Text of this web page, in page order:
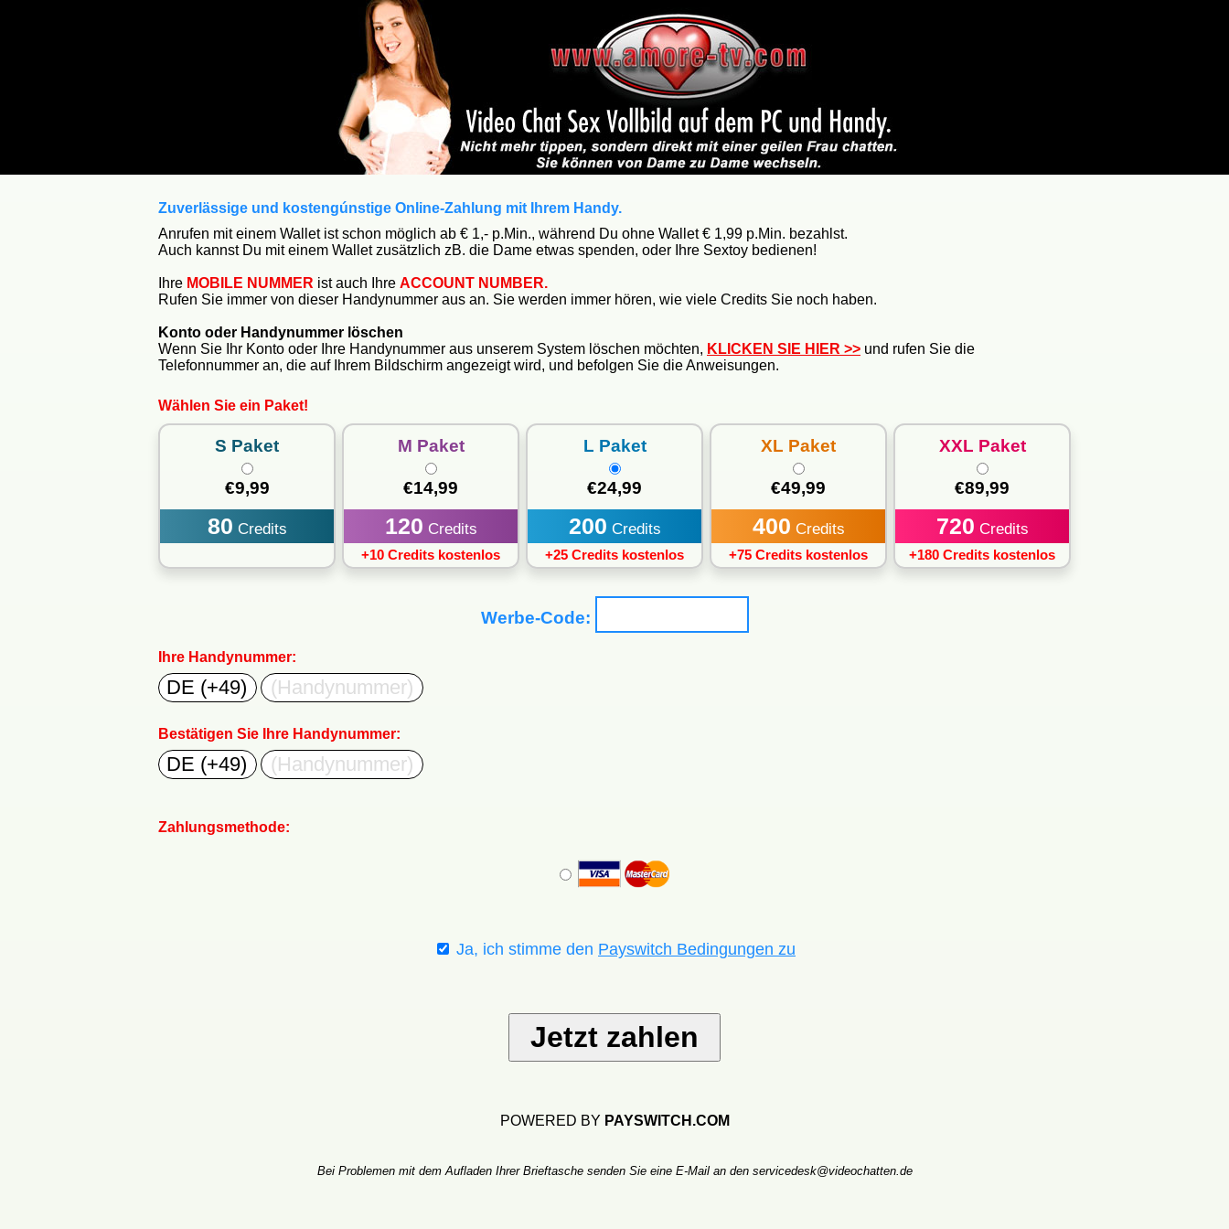
Zuverlässige und kostengúnstige Online-Zahlung mit Ihrem Handy.
Anrufen mit einem Wallet ist schon möglich ab € 1,- p.Min., während Du ohne Wallet € 1,99 p.Min. bezahlst.
Auch kannst Du mit einem Wallet zusätzlich zB. die Dame etwas spenden, oder Ihre Sextoy bedienen!
Ihre MOBILE NUMMER ist auch Ihre ACCOUNT NUMBER.
Rufen Sie immer von dieser Handynummer aus an. Sie werden immer hören, wie viele Credits Sie noch haben.
Konto oder Handynummer löschen
Wenn Sie Ihr Konto oder Ihre Handynummer aus unserem System löschen möchten, KLICKEN SIE HIER >> und rufen Sie die
Telefonnummer an, die auf Ihrem Bildschirm angezeigt wird, und befolgen Sie die Anweisungen.
Wählen Sie ein Paket!
S Paket
€9,99
80 Credits
M Paket
€14,99
120 Credits
+10 Credits kostenlos
L Paket
€24,99
200 Credits
+25 Credits kostenlos
XL Paket
€49,99
400 Credits
+75 Credits kostenlos
XXL Paket
€89,99
720 Credits
+180 Credits kostenlos
Werbe-Code:
Ihre Handynummer:
Bestätigen Sie Ihre Handynummer:
Zahlungsmethode:
Ja, ich stimme den Payswitch Bedingungen zu
Jetzt zahlen
POWERED BY PAYSWITCH.COM
Bei Problemen mit dem Aufladen Ihrer Brieftasche senden Sie eine E-Mail an den servicedesk@videochatten.de